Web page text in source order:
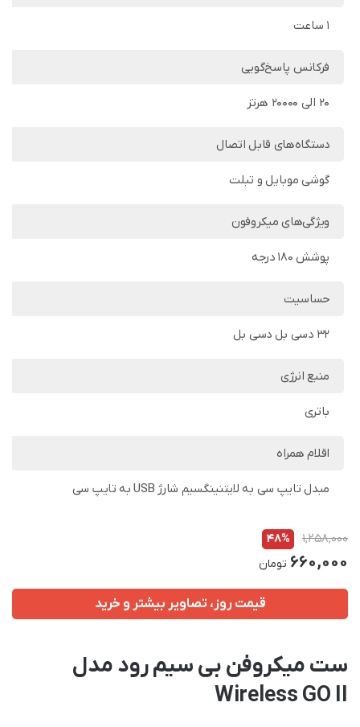
1 ساعت
فرکانس پاسخ‌گویی
۲۰ الی ۲۰۰۰۰ هرتز
دستگاه‌های قابل اتصال
گوشی موبایل و تبلت
ویژگی‌های میکروفون
پوشش 180 درجه
حساسیت
۳۲ دسی بل دسی بل
منبع انرژی
باتری
اقلام همراه
مبدل تایپ سی به لایتنینگسیم شارژ USB به تایپ سی
1,258,000
48%
660,000 تومان
قیمت روز، تصاویر بیشتر و خرید
ست میکروفن بی سیم رود مدل
Wireless GO II